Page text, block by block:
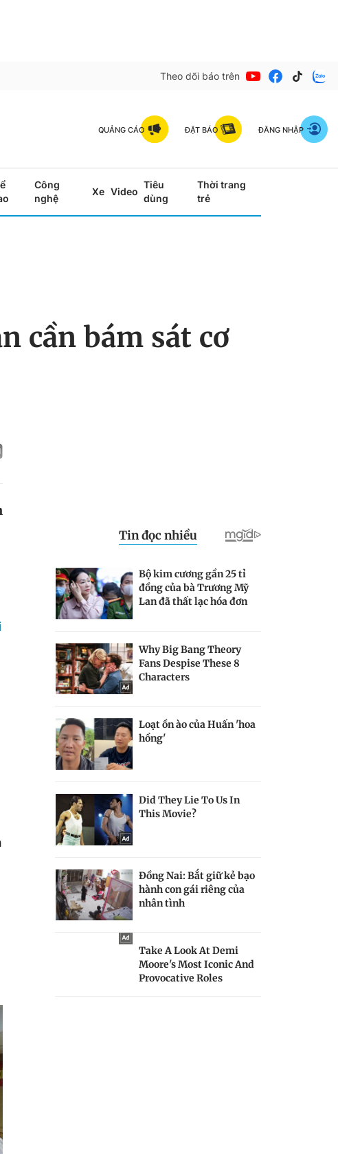
Theo dõi báo trên
QUẢNG CÁO ĐẶT BÁO ĐĂNG NHẬP
Công
nghệ
Xe Video
Tiêu
dùng
Thời trang
trẻ
cần bám sát cơ